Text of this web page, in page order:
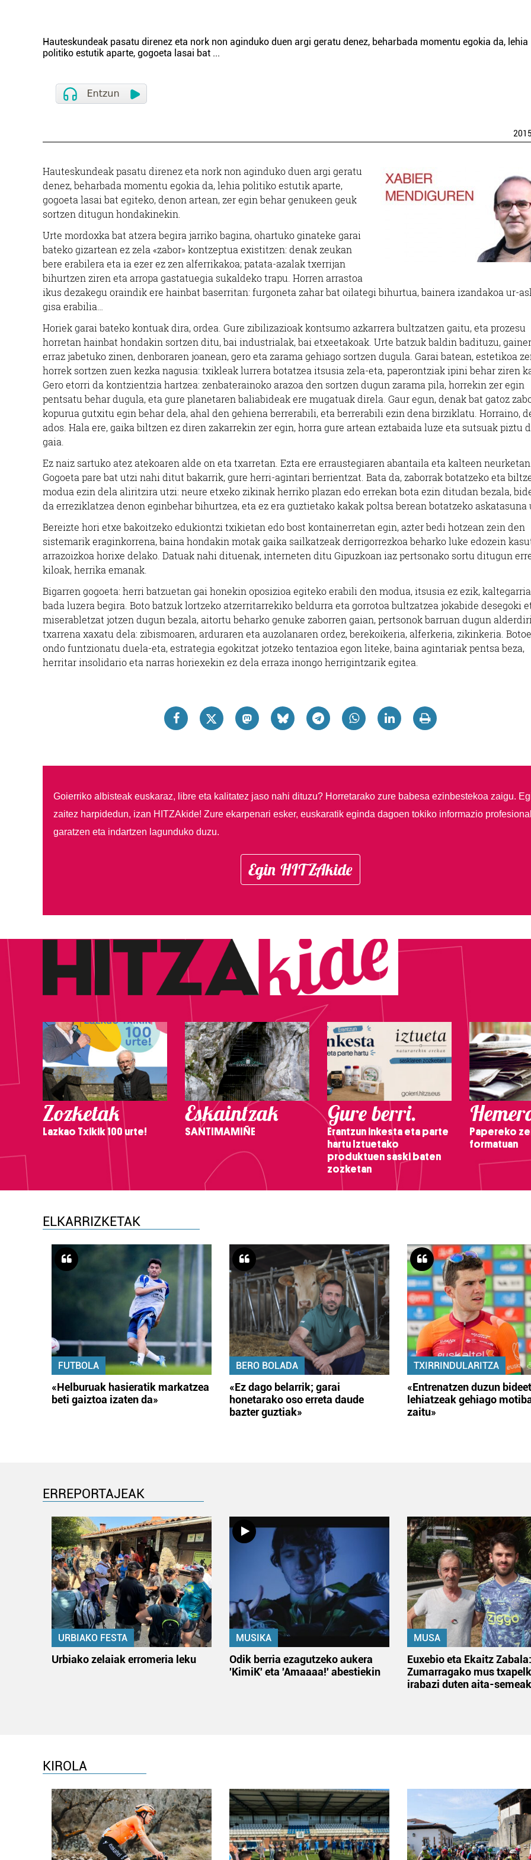
Hauteskundeak pasatu direnez eta nork non aginduko duen argi geratu denez, beharbada momentu egokia da, lehia
politiko estutik aparte, gogoeta lasai bat ...
2015
Hauteskundeak pasatu direnez eta nork non aginduko duen argi geratu
denez, beharbada momentu egokia da, lehia politiko estutik aparte,
gogoeta lasai bat egiteko, denon artean, zer egin behar genukeen geuk
sortzen ditugun hondakinekin.
Urte mordoxka bat atzera begira jarriko bagina, ohartuko ginateke garai
bateko gizartean ez zela «zabor» kontzeptua existitzen: denak zeukan
bere erabilera eta ia ezer ez zen alferrikakoa; patata-azalak txerrijan
bihurtzen ziren eta arropa gastatuegia sukaldeko trapu. Horren arrastoa
ikus dezakegu oraindik ere hainbat baserritan: furgoneta zahar bat oilategi bihurtua, bainera izandakoa ur-
gisa erabilia…
Horiek garai bateko kontuak dira, ordea. Gure zibilizazioak kontsumo azkarrera bultzatzen gaitu, eta prozesu
horretan hainbat hondakin sortzen ditu, bai industrialak, bai etxeetakoak. Urte batzuk baldin badituzu,
erraz jabetuko zinen, denboraren joanean, gero eta zarama gehiago sortzen dugula. Garai batean, estetikoa
horrek sortzen zuen kezka nagusia: txikleak lurrera botatzea itsusia zela-eta, paperontziak ipini behar ziren
Gero etorri da kontzientzia hartzea: zenbaterainoko arazoa den sortzen dugun zarama pila, horrekin zer egin
pentsatu behar dugula, eta gure planetaren baliabideak ere mugatuak direla. Gaur egun, denak bat gatoz
kopurua gutxitu egin behar dela, ahal den gehiena berrerabili, eta berrerabili ezin dena birziklatu. Horraino,
ados. Hala ere, gaika biltzen ez diren zakarrekin zer egin, horra gure artean eztabaida luze eta sutsuak piztu
gaia.
Ez naiz sartuko atez atekoaren alde on eta txarretan. Ezta ere erraustegiaren abantaila eta kalteen neurketan.
Gogoeta pare bat utzi nahi ditut bakarrik, gure herri-agintari berrientzat. Bata da, zaborrak botatzeko eta
modua ezin dela aliritzira utzi: neure etxeko zikinak herriko plazan edo errekan bota ezin ditudan bezala,
da erreziklatzea denon eginbehar bihurtzea, eta ez era guztietako kakak poltsa berean botatzeko askatasuna
Bereizte hori etxe bakoitzeko edukiontzi txikietan edo bost kontainerretan egin, azter bedi hotzean zein den
sistemarik eraginkorrena, baina hondakin motak gaika sailkatzeak derrigorrezkoa beharko luke edozein
arrazoizkoa horixe delako. Datuak nahi dituenak, interneten ditu Gipuzkoan iaz pertsonako sortu ditugun
kiloak, herrika emanak.
Bigarren gogoeta: herri batzuetan gai honekin oposizioa egiteko erabili den modua, itsusia ez ezik,
bada luzera begira. Boto batzuk lortzeko atzerritarrekiko beldurra eta gorrotoa bultzatzea jokabide desegoki
miserabletzat jotzen dugun bezala, aitortu beharko genuke zaborren gaian, pertsonok barruan dugun
txarrena xaxatu dela: zibismoaren, arduraren eta auzolanaren ordez, berekoikeria, alferkeria, zikinkeria.
ondo funtzionatu duela-eta, estrategia egokitzat jotzeko tentazioa egon liteke, baina agintariak pentsa beza,
herritar insolidario eta narras horiexekin ez dela erraza inongo herrigintzarik egitea.
Goierriko albisteak euskaraz, libre eta kalitatez jaso nahi dituzu? Horretarako zure babesa ezinbestekoa zaigu.
zaitez harpidedun, izan HITZAkide! Zure ekarpenari esker, euskaratik eginda dagoen tokiko informazio
garatzen eta indartzen lagunduko duzu.
Egin HITZAkide
Zozketak
Lazkao Txikik 100 urte!
Eskaintzak
SANTIMAMIÑE
Gure berri.
Erantzun inkesta eta parte
hartu Iztuetako
produktuen saski baten
zozketan
Papereko
formatuan
ELKARRIZKETAK
FUTBOLA
«Helburuak hasieratik markatzea
beti gaiztoa izaten da»
BERO BOLADA
«Ez dago belarrik; garai
honetarako oso erreta daude
bazter guztiak»
TXIRRINDULARITZA
«Entrenatzen duzun
lehiatzeak gehiago
zaitu»
ERREPORTAJEAK
URBIAKO FESTA
Urbiako zelaiak erromeria leku
MUSIKA
Odik berria ezagutzeko aukera
'KimiK' eta 'Amaaaa!' abestiekin
MUSA
Euxebio eta Ekaitz Zabala:
Zumarragako mus
irabazi duten aita-semeak
KIROLA